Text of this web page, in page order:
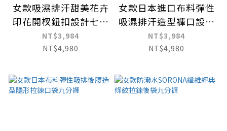
女款吸濕排汗甜美花卉
印花開杈鈕扣設計七分
褲
NT$3,984
NT$4,980
女款日本進口布料彈性
吸濕排汗造型褲口設計
七分褲
NT$3,984
NT$4,980